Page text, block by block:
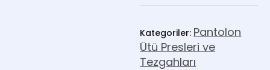
Kategoriler: Pantolon
Ütü Presleri ve
Tezgahları